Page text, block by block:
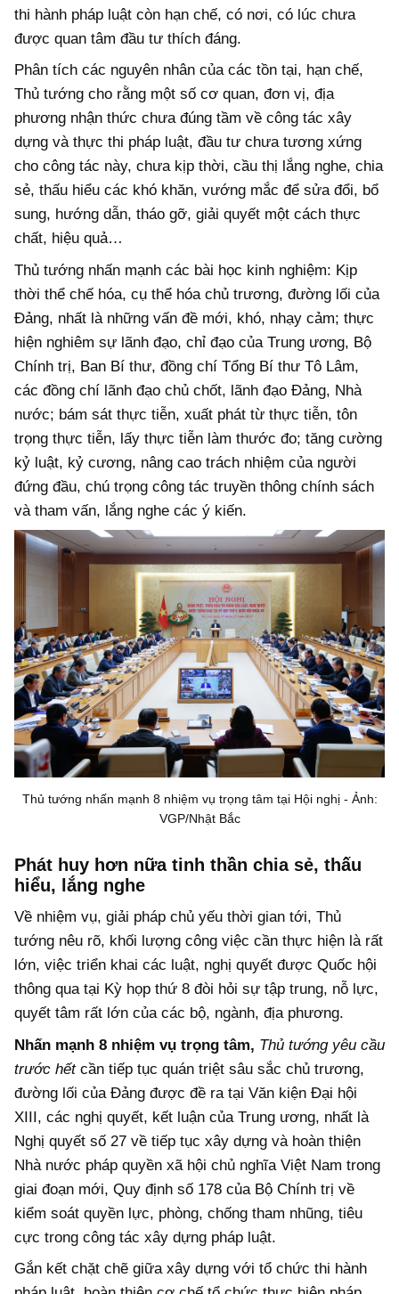
thi hành pháp luật còn hạn chế, có nơi, có lúc chưa
được quan tâm đầu tư thích đáng.
Phân tích các nguyên nhân của các tồn tại, hạn chế,
Thủ tướng cho rằng một số cơ quan, đơn vị, địa
phương nhận thức chưa đúng tầm về công tác xây
dựng và thực thi pháp luật, đầu tư chưa tương xứng
cho công tác này, chưa kịp thời, cầu thị lắng nghe, chia
sẻ, thấu hiểu các khó khăn, vướng mắc để sửa đổi, bổ
sung, hướng dẫn, tháo gỡ, giải quyết một cách thực
chất, hiệu quả…
Thủ tướng nhấn mạnh các bài học kinh nghiệm: Kịp
thời thể chế hóa, cụ thể hóa chủ trương, đường lối của
Đảng, nhất là những vấn đề mới, khó, nhạy cảm; thực
hiện nghiêm sự lãnh đạo, chỉ đạo của Trung ương, Bộ
Chính trị, Ban Bí thư, đồng chí Tổng Bí thư Tô Lâm,
các đồng chí lãnh đạo chủ chốt, lãnh đạo Đảng, Nhà
nước; bám sát thực tiễn, xuất phát từ thực tiễn, tôn
trọng thực tiễn, lấy thực tiễn làm thước đo; tăng cường
kỷ luật, kỷ cương, nâng cao trách nhiệm của người
đứng đầu, chú trọng công tác truyền thông chính sách
và tham vấn, lắng nghe các ý kiến.
Thủ tướng nhấn mạnh 8 nhiệm vụ trọng tâm tại Hội nghị - Ảnh:
VGP/Nhật Bắc
Phát huy hơn nữa tinh thần chia sẻ, thấu
hiểu, lắng nghe
Về nhiệm vụ, giải pháp chủ yếu thời gian tới, Thủ
tướng nêu rõ, khối lượng công việc cần thực hiện là rất
lớn, việc triển khai các luật, nghị quyết được Quốc hội
thông qua tại Kỳ họp thứ 8 đòi hỏi sự tập trung, nỗ lực,
quyết tâm rất lớn của các bộ, ngành, địa phương.
Nhấn mạnh 8 nhiệm vụ trọng tâm, Thủ tướng yêu cầu
trước hết cần tiếp tục quán triệt sâu sắc chủ trương,
đường lối của Đảng được đề ra tại Văn kiện Đại hội
XIII, các nghị quyết, kết luận của Trung ương, nhất là
Nghị quyết số 27 về tiếp tục xây dựng và hoàn thiện
Nhà nước pháp quyền xã hội chủ nghĩa Việt Nam trong
giai đoạn mới, Quy định số 178 của Bộ Chính trị về
kiểm soát quyền lực, phòng, chống tham nhũng, tiêu
cực trong công tác xây dựng pháp luật.
Gắn kết chặt chẽ giữa xây dựng với tổ chức thi hành